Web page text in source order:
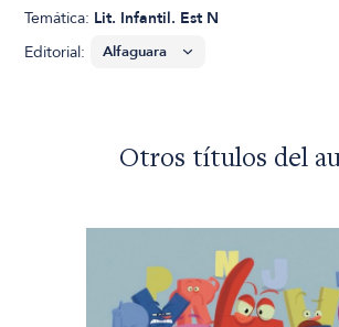
Temática: Lit. Infantil. Est N
Editorial:
Otros títulos del